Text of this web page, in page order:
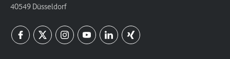
40549 Düsseldorf